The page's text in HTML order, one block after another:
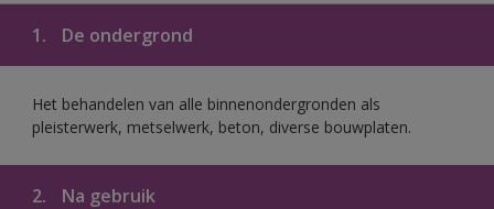
1. De ondergrond
Het behandelen van alle binnenondergronden als
pleisterwerk, metselwerk, beton, diverse bouwplaten.
2. Na gebruik